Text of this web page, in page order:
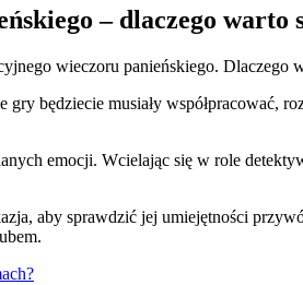
– dlaczego warto
wieczoru panieńskiego.
będziecie musiały
emocji. Wcielając się w role
aby sprawdzić jej umiejętności